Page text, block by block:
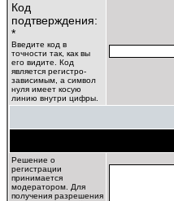
Код
подтверждения:
*
Введите код в
точности так, как вы
его видите. Код
является регистро-
зависимым, а символ
нуля имеет косую
линию внутри цифры.
Решение о
регистрации
принимается
модератором. Для
получения разрешения